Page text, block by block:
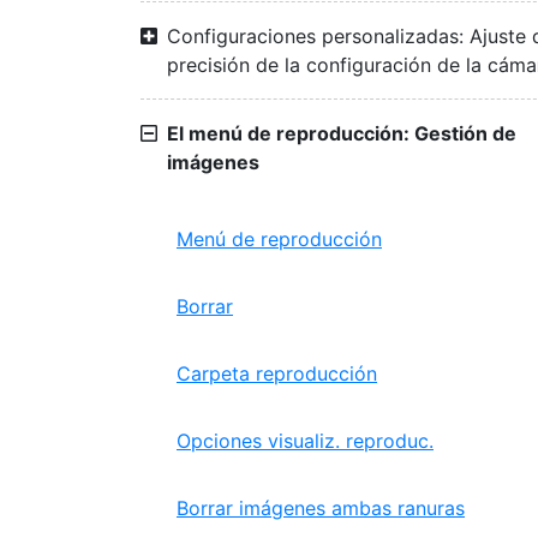
Configuraciones personalizadas: Ajuste
precisión de la configuración de la
El menú de reproducción: Gestión de
imágenes
Menú de reproducción
Borrar
Carpeta reproducción
Opciones visualiz. reproduc.
Borrar imágenes ambas ranuras